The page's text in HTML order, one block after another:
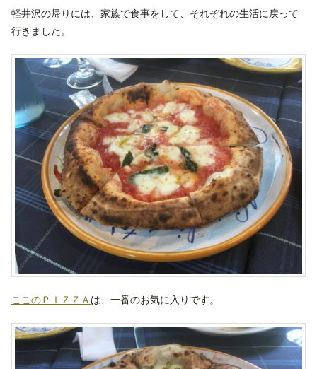
軽井沢の帰りには、家族で食事をして、それぞれの生活に戻って
行きました。
ここのＰＩＺＺＡ は、一番のお気に入りです。